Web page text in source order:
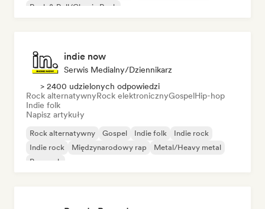
Rock & Roll/Classic Rock
indie now
Serwis Medialny/Dziennikarz
> 2400 udzielonych odpowiedzi
Rock alternatywnyRock elektronicznyGospelHip-hop
Indie folk
Napisz artykuły
Rock alternatywny Gospel Indie folk
Indie rock
Indie rock
Międzynarodowy rap
Metal/Heavy metal
Pop rock